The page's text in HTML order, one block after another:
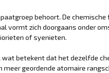
behoort. De
vormt zich doorgaans onder
of syenieten.
betekent dat het dezelfde
geordende atomaire